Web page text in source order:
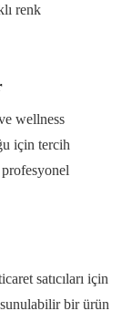
renk
wellness
için tercih
satıcıları için
bir ürün